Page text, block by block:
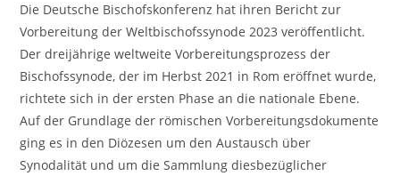
Die Deutsche Bischofskonferenz hat ihren Bericht zur
Vorbereitung der Weltbischofssynode 2023 veröffentlicht.
Der dreijährige weltweite Vorbereitungsprozess der
Bischofssynode, der im Herbst 2021 in Rom eröffnet wurde,
richtete sich in der ersten Phase an die nationale Ebene.
Auf der Grundlage der römischen Vorbereitungsdokumente
ging es in den Diözesen um den Austausch über
Synodalität und um die Sammlung diesbezüglicher